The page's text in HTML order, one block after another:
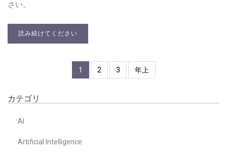
さい。
読み続けてください
1 2 3 年上
カテゴリ
AI
Artificial Intelligence